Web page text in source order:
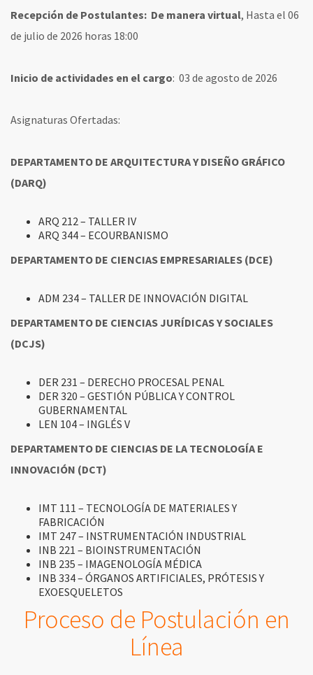
Recepción de Postulantes: De manera virtual, Hasta el 06
de julio de 2026 horas 18:00
Inicio de actividades en el cargo: 03 de agosto de 2026
Asignaturas Ofertadas:
DEPARTAMENTO DE ARQUITECTURA Y DISEÑO GRÁFICO
(DARQ)
ARQ 212 – TALLER IV
ARQ 344 – ECOURBANISMO
DEPARTAMENTO DE CIENCIAS EMPRESARIALES (DCE)
ADM 234 – TALLER DE INNOVACIÓN DIGITAL
DEPARTAMENTO DE CIENCIAS JURÍDICAS Y SOCIALES
(DCJS)
DER 231 – DERECHO PROCESAL PENAL
DER 320 – GESTIÓN PÚBLICA Y CONTROL
GUBERNAMENTAL
LEN 104 – INGLÉS V
DEPARTAMENTO DE CIENCIAS DE LA TECNOLOGÍA E
INNOVACIÓN (DCT)
IMT 111 – TECNOLOGÍA DE MATERIALES Y
FABRICACIÓN
IMT 247 – INSTRUMENTACIÓN INDUSTRIAL
INB 221 – BIOINSTRUMENTACIÓN
INB 235 – IMAGENOLOGÍA MÉDICA
INB 334 – ÓRGANOS ARTIFICIALES, PRÓTESIS Y
EXOESQUELETOS
Proceso de Postulación en
Línea